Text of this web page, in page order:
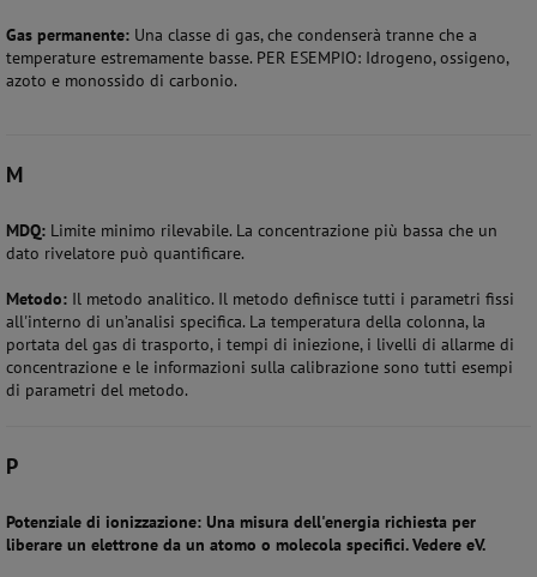
Gas permanente: Una classe di gas, che condenserà tranne che a
temperature estremamente basse. PER ESEMPIO: Idrogeno, ossigeno,
azoto e monossido di carbonio.
M
MDQ: Limite minimo rilevabile. La concentrazione più bassa che un
dato rivelatore può quantificare.
Metodo: Il metodo analitico. Il metodo definisce tutti i parametri fissi
all'interno di un’analisi specifica. La temperatura della colonna, la
portata del gas di trasporto, i tempi di iniezione, i livelli di allarme di
concentrazione e le informazioni sulla calibrazione sono tutti esempi
di parametri del metodo.
P
Potenziale di ionizzazione: Una misura dell'energia richiesta per
liberare un elettrone da un atomo o molecola specifici. Vedere eV.